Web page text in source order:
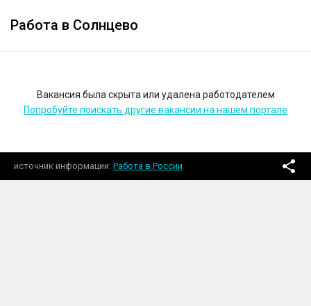
Работа в Солнцево
Вакансия была скрыта или удалена работодателем
Попробуйте поискать другие вакансии на нашем портале
источник информации Работа в России